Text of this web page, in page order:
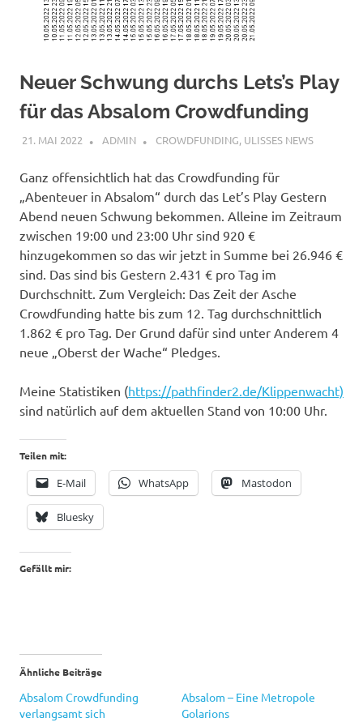
Neuer Schwung durchs Lets’s Play
für das Absalom Crowdfunding
21. MAI 2022 ADMIN CROWDFUNDING, ULISSES NEWS
Ganz offensichtlich hat das Crowdfunding für
„Abenteuer in Absalom“ durch das Let’s Play Gestern
Abend neuen Schwung bekommen. Alleine im Zeitraum
zwischen 19:00 und 23:00 Uhr sind 920 €
hinzugekommen so das wir jetzt in Summe bei 26.946 €
sind. Das sind bis Gestern 2.431 € pro Tag im
Durchschnitt. Zum Vergleich: Das Zeit der Asche
Crowdfunding hatte bis zum 12. Tag durchschnittlich
1.862 € pro Tag. Der Grund dafür sind unter Anderem 4
neue „Oberst der Wache“ Pledges.
Meine Statistiken (https://pathfinder2.de/Klippenwacht)
sind natürlich auf dem aktuellen Stand von 10:00 Uhr.
Teilen mit:
E-Mail WhatsApp Mastodon
Bluesky
Gefällt mir:
Ähnliche Beiträge
Absalom Crowdfunding
verlangsamt sich
Absalom – Eine Metropole
Golarions